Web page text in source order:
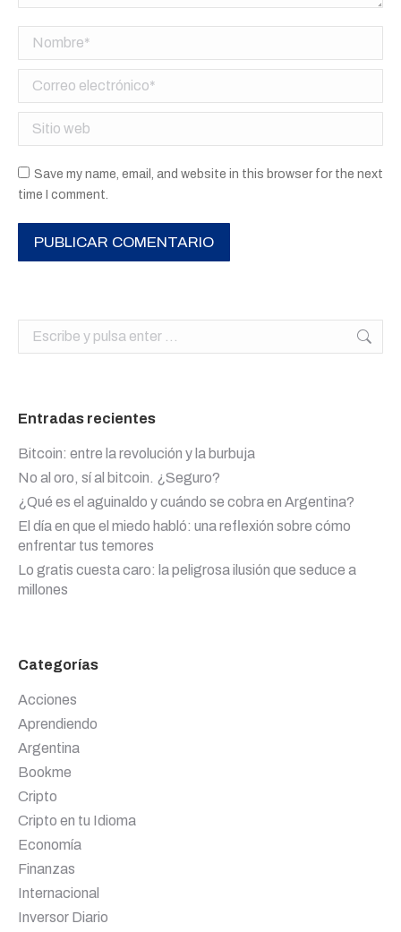
Nombre *
Correo electrónico *
Sitio web
Save my name, email, and website in this browser for the next
time I comment.
PUBLICAR COMENTARIO
Buscar:
Entradas recientes
Bitcoin: entre la revolución y la burbuja
No al oro, sí al bitcoin. ¿Seguro?
¿Qué es el aguinaldo y cuándo se cobra en Argentina?
El día en que el miedo habló: una reflexión sobre cómo
enfrentar tus temores
Lo gratis cuesta caro: la peligrosa ilusión que seduce a
millones
Categorías
Acciones
Aprendiendo
Argentina
Bookme
Cripto
Cripto en tu Idioma
Economía
Finanzas
Internacional
Inversor Diario